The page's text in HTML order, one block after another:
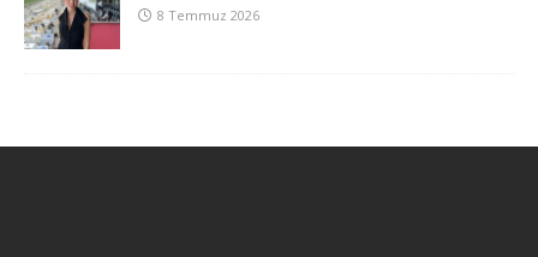
8 Temmuz 2026